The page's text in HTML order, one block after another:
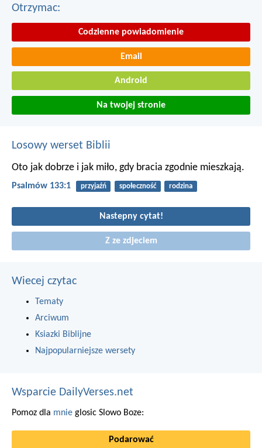
Otrzymac:
Codzienne powiadomienie
Email
Android
Na twojej stronie
Losowy werset Biblii
Oto jak dobrze i jak miło, gdy bracia zgodnie mieszkają.
Psalmów 133:1 przyjaźń społeczność rodzina
Nastepny cytat!
Z ze zdjeciem
Wiecej czytac
Tematy
Arciwum
Ksiazki Biblijne
Najpopularniejsze wersety
Wsparcie DailyVerses.net
Pomoz dla mnie glosic Slowo Boze:
Podarować